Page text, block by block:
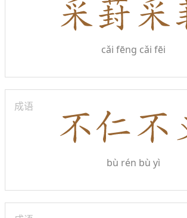
cǎi fēng cǎi fēi
成语
bù rén bù yì